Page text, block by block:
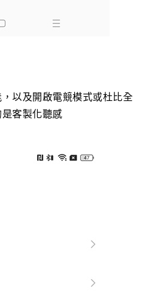
以及開啟電競模式或杜比全
客製化聽感